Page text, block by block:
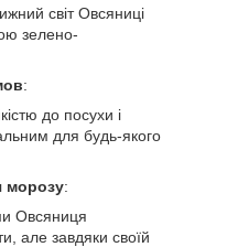
світ Овсяниці
зелено-
:
до посухи і
для будь-якого
морозу:
Овсяниця
але завдяки своїй